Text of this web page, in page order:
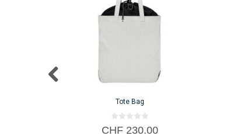
Tote Bag
0
v
CHF230.00